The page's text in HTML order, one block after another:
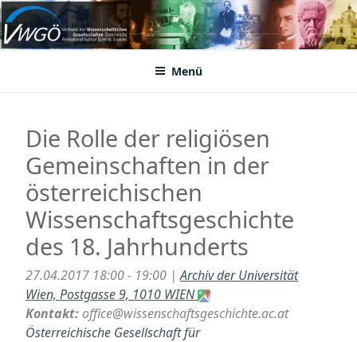
Zum
Inhalt
springenVWGÖ
Federation of Austrian Scientific Societies
Menü
Die Rolle der religiösen
Gemeinschaften in der
österreichischen
Wissenschaftsgeschichte
des 18. Jahrhunderts
27.04.2017 18:00 - 19:00 |Archiv der Universität
Wien, Postgasse 9, 1010 WIEN
Kontakt:office@wissenschaftsgeschichte.ac.at
Österreichische Gesellschaft für